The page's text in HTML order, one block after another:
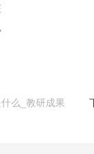
么_教研成果